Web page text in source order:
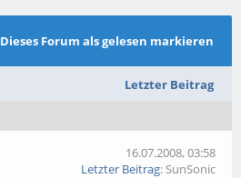
Dieses Forum als gelesen markieren
Letzter Beitrag
16.07.2008, 03:58
Letzter Beitrag: SunSonic